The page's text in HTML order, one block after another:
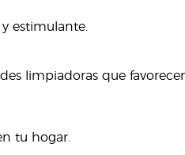
estimulante.
limpiadoras que
tu hogar.